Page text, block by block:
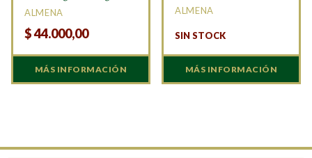
ALMENA
$44.000,00
MÁS INFORMACIÓN
ALMENA
SIN STOCK
MÁS INFORMACIÓN